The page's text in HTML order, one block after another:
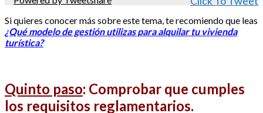
Si quieres conocer más sobre este tema, te recomiendo que leas
¿Qué modelo de gestión utilizas para alquilar tu vivienda
turística?
Quinto paso: Comprobar que cumples
los requisitos reglamentarios.